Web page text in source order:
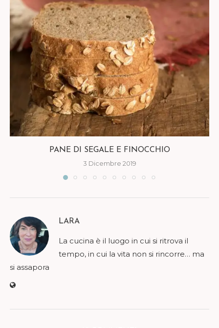
PANE DI SEGALE E FINOCCHIO
3 Dicembre 2019
LARA
La cucina è il luogo in cui si ritrova il
tempo, in cui la vita non si rincorre… ma
si assapora